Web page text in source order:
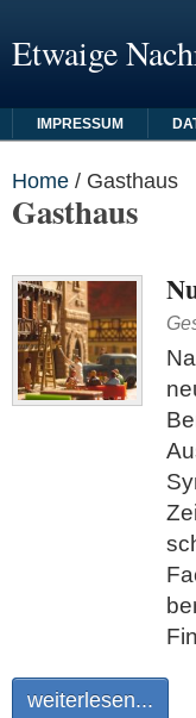
Etwaige
IMPRESSUM
Home / Gasthaus
Gasthaus
weiterlesen...